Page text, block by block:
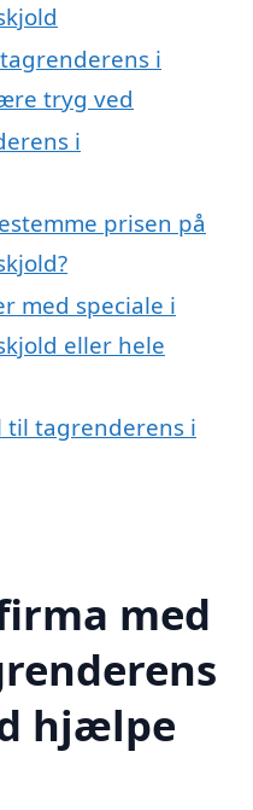
i
tryg ved
i
prisen på
med speciale i
eller hele
til tagrenderens i
med
hjælpe